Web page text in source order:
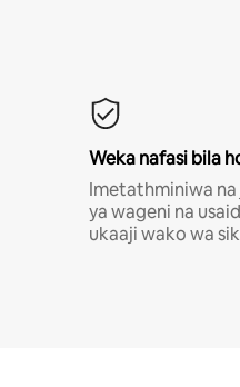
Weka nafasi bila
Imetathminiwa
ya wageni na
ukaaji wako wa